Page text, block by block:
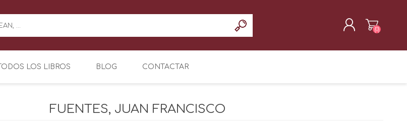
(0)
TODOS LOS LIBROS BLOG CONTACTAR
FUENTES, JUAN FRANCISCO